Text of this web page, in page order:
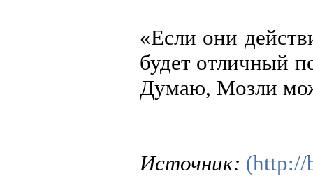
«Если они
будет отличный
Думаю, Мозли
Источник: (http://